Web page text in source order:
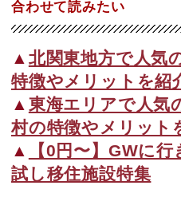
合わせて読みたい
▲ 北関東地方で人気
特徴やメリットを紹
▲ 東海エリアで人気
村の特徴やメリット
▲
【0円〜】GWに
試し移住施設特集